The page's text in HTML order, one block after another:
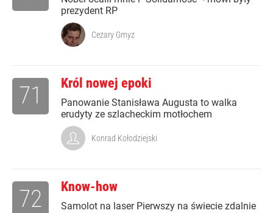
prezydent RP
Cezary Gmyz
Król nowej epoki
Panowanie Stanisława Augusta to walka
erudyty ze szlacheckim motłochem
71
Konrad Kołodziejski
Know-how
Samolot na laser Pierwszy na świecie zdalnie
72